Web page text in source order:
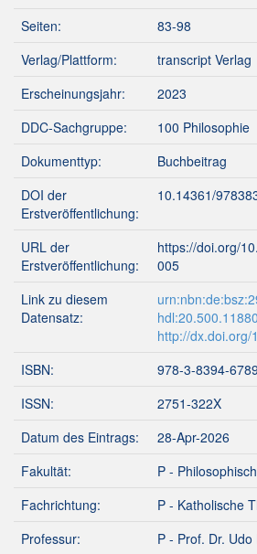
Seiten:
83-98
Verlag/Plattform:
transcript Verlag
Erscheinungsjahr:
2023
DDC-Sachgruppe:
100 Philosophie
Dokumenttyp:
Buchbeitrag
DOI der
Erstveröffentlichung:
10.14361/
URL der
Erstveröffentlichung:
https://doi.org/
005
Link zu diesem
Datensatz:
http://dx.doi.org/
ISBN:
978-3-8394-
ISSN:
2751-322X
Datum des Eintrags:
28-Apr-2026
Fakultät:
P -
Fachrichtung:
P - Katholische
Professur:
P - Prof. Dr.